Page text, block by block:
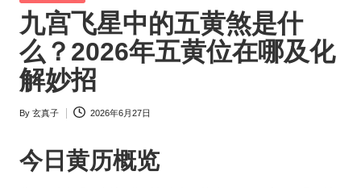
历
阴
历
查
询
九宫飞星中的五黄煞是什
么？2026年五黄位在哪及化
解妙招
Posted
By 玄真子 2026年6月27日
今日黄历概览